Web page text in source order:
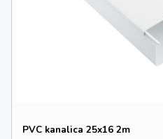
PVC kanalica 25x16 2m